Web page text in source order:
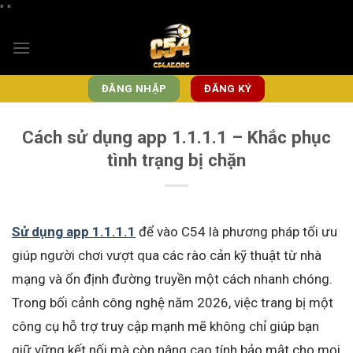
" "
nội
ĐĂNG NHẬP ĐĂNG KÝ
Cách sử dụng app 1.1.1.1 – Khắc phục
tình trạng bị chặn
Sử dụng app 1.1.1.1 để vào C54 là phương pháp tối ưu
giúp người chơi vượt qua các rào cản kỹ thuật từ nhà
mạng và ổn định đường truyền một cách nhanh chóng.
Trong bối cảnh công nghệ năm 2026, việc trang bị một
công cụ hỗ trợ truy cập mạnh mẽ không chỉ giúp bạn
giữ vững kết nối mà còn nâng cao tính bảo mật cho mọi